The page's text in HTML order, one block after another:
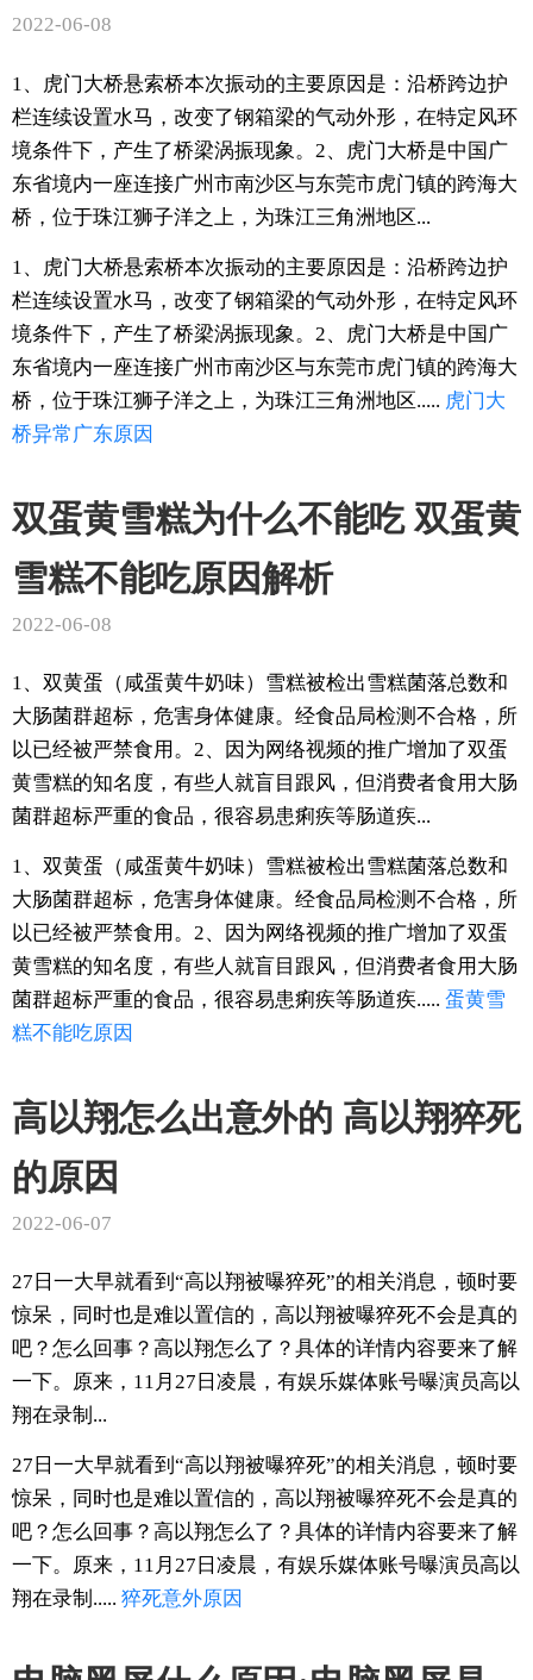
2022-06-08
1、虎门大桥悬索桥本次振动的主要原因是：沿桥跨边护
栏连续设置水马，改变了钢箱梁的气动外形，在特定风环
境条件下，产生了桥梁涡振现象。2、虎门大桥是中国广
东省境内一座连接广州市南沙区与东莞市虎门镇的跨海大
桥，位于珠江狮子洋之上，为珠江三角洲地区...
1、虎门大桥悬索桥本次振动的主要原因是：沿桥跨边护
栏连续设置水马，改变了钢箱梁的气动外形，在特定风环
境条件下，产生了桥梁涡振现象。2、虎门大桥是中国广
东省境内一座连接广州市南沙区与东莞市虎门镇的跨海大
桥，位于珠江狮子洋之上，为珠江三角洲地区..... 虎门大
桥异常广东原因
双蛋黄雪糕为什么不能吃 双蛋黄
雪糕不能吃原因解析
2022-06-08
1、双黄蛋（咸蛋黄牛奶味）雪糕被检出雪糕菌落总数和
大肠菌群超标，危害身体健康。经食品局检测不合格，所
以已经被严禁食用。2、因为网络视频的推广增加了双蛋
黄雪糕的知名度，有些人就盲目跟风，但消费者食用大肠
菌群超标严重的食品，很容易患痢疾等肠道疾...
1、双黄蛋（咸蛋黄牛奶味）雪糕被检出雪糕菌落总数和
大肠菌群超标，危害身体健康。经食品局检测不合格，所
以已经被严禁食用。2、因为网络视频的推广增加了双蛋
黄雪糕的知名度，有些人就盲目跟风，但消费者食用大肠
菌群超标严重的食品，很容易患痢疾等肠道疾..... 蛋黄雪
糕不能吃原因
高以翔怎么出意外的 高以翔猝死
的原因
2022-06-07
27日一大早就看到“高以翔被曝猝死”的相关消息，顿时要
惊呆，同时也是难以置信的，高以翔被曝猝死不会是真的
吧？怎么回事？高以翔怎么了？具体的详情内容要来了解
一下。原来，11月27日凌晨，有娱乐媒体账号曝演员高以
翔在录制...
27日一大早就看到“高以翔被曝猝死”的相关消息，顿时要
惊呆，同时也是难以置信的，高以翔被曝猝死不会是真的
吧？怎么回事？高以翔怎么了？具体的详情内容要来了解
一下。原来，11月27日凌晨，有娱乐媒体账号曝演员高以
翔在录制..... 猝死意外原因